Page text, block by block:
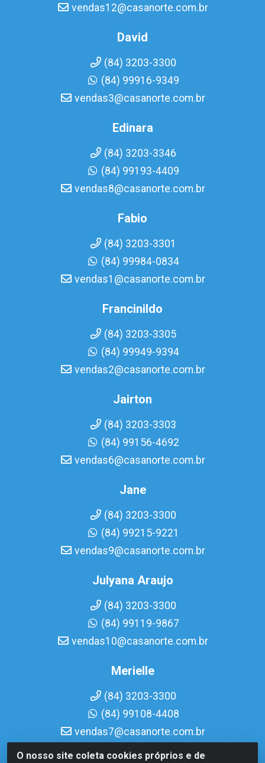
O nosso site coleta cookies próprios e de
vendas12@casanorte.com.br
David
(84) 3203-3300
(84) 99916-9349
vendas3@casanorte.com.br
Edinara
(84) 3203-3346
(84) 99193-4409
vendas8@casanorte.com.br
Fabio
(84) 3203-3301
(84) 99984-0834
vendas1@casanorte.com.br
Francinildo
(84) 3203-3305
(84) 99949-9394
vendas2@casanorte.com.br
Jairton
(84) 3203-3303
(84) 99156-4692
vendas6@casanorte.com.br
Jane
(84) 3203-3300
(84) 99215-9221
vendas9@casanorte.com.br
Julyana Araujo
(84) 3203-3300
(84) 99119-9867
vendas10@casanorte.com.br
Merielle
(84) 3203-3300
(84) 99108-4408
vendas7@casanorte.com.br